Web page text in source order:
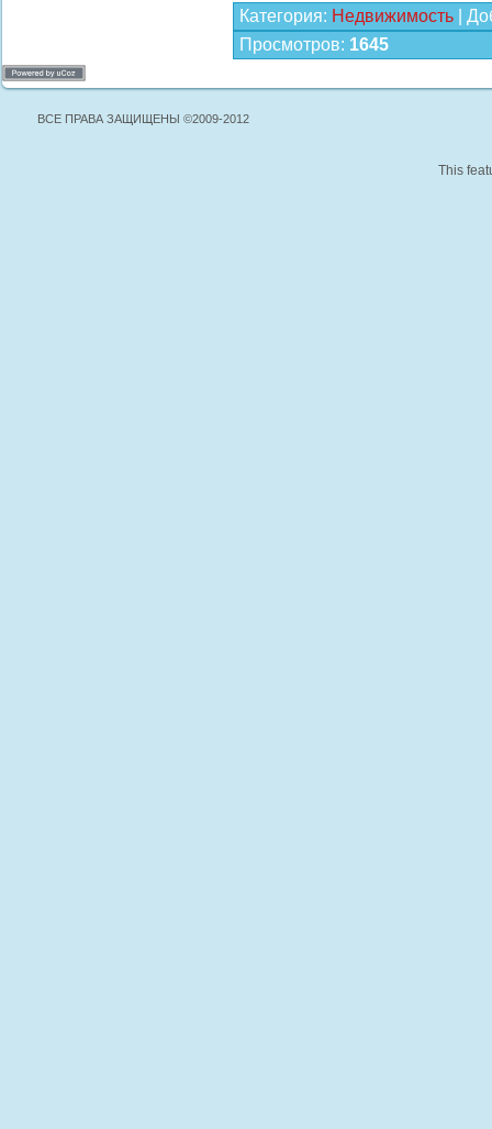
Категория: Недвижимость
Просмотров: 1645
ВСЕ ПРАВА ЗАЩИЩЕНЫ ©2009-2012
This